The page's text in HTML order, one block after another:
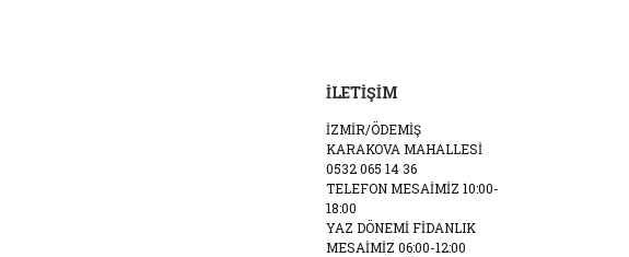
İLETİŞİM
İZMİR/ÖDEMİŞ
KARAKOVA MAHALLESİ
0532 065 14 36
TELEFON MESAİMİZ 10:00-
18:00
YAZ DÖNEMİ FİDANLIK
MESAİMİZ 06:00-12:00